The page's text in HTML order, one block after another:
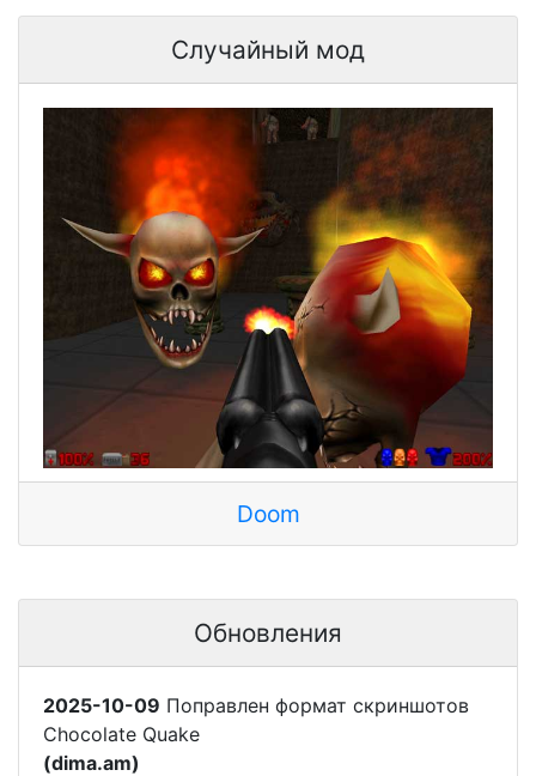
Случайный мод
Doom
Обновления
2025-10-09 Поправлен формат скриншотов
Chocolate Quake
(dima.am)